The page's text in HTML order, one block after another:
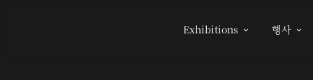
Exhibitions  행사 